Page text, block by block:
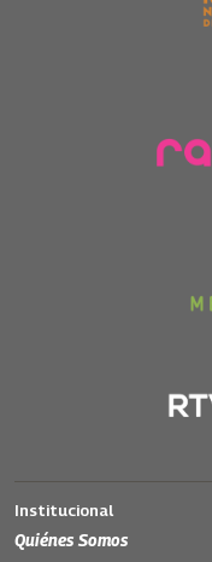
Institucional
Quiénes Somos